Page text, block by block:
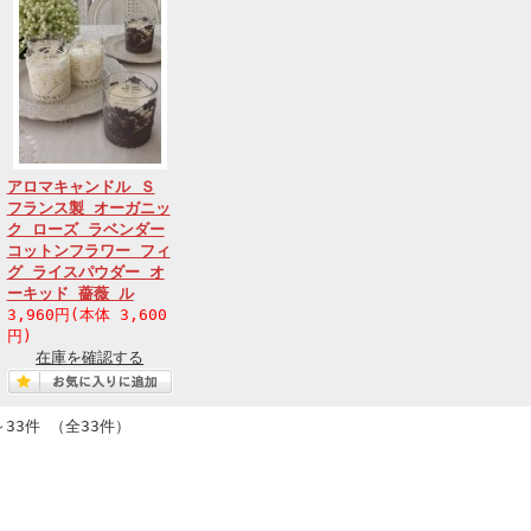
アロマキャンドル Ｓ
フランス製 オーガニッ
ク ローズ ラベンダー
コットンフラワー フィ
グ ライスパウダー オ
ーキッド 薔薇 ル
3,960円(本体 3,600
円)
在庫を確認する
33件 （全33件）